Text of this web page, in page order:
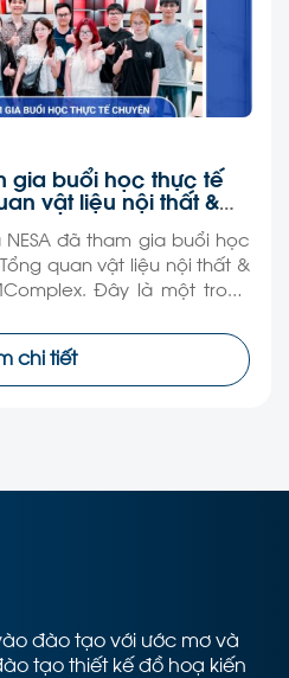
gia buổi học thực tế
vật liệu nội thất &
đã tham gia buổi học
quan vật liệu nội thất &
Đây là một trong
tiếp cận kiến thức theo
chi tiết
đào tạo với ước mơ và
tạo thiết kế đồ hoạ kiến